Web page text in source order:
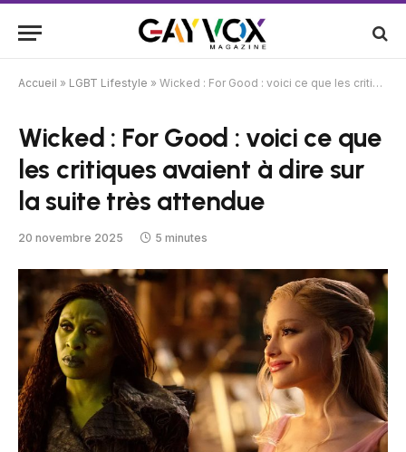
Accueil » LGBT Lifestyle » Wicked : For Good : voici ce que les critiques avaient à dire sur la suite très attendue
Wicked : For Good : voici ce que
les critiques avaient à dire sur
la suite très attendue
20 novembre 2025 5 minutes